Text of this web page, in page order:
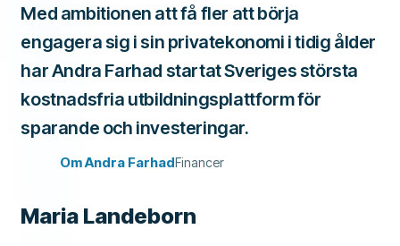
Med ambitionen att få fler att börja
engagera sig i sin privatekonomi i tidig ålder
har Andra Farhad startat Sveriges största
kostnadsfria utbildningsplattform för
sparande och investeringar.
Om Andra FarhadFinancer
Maria Landeborn